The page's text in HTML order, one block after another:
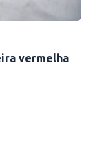
vermelha